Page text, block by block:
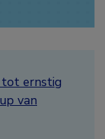
tot ernstig
van